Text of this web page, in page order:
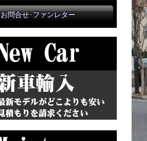
お問合せ･ファンレター